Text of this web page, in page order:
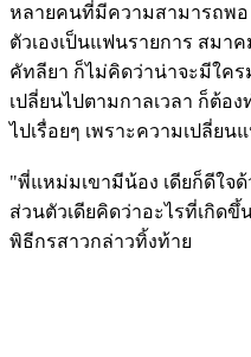
หลายคนที่มีความสามารถพ
ตัวเองเป็นแฟนรายการ สม
คัทลียา ก็ไม่คิดว่าน่าจะมีใค
เปลี่ยนไปตามกาลเวลา ก็ต้อ
ไปเรื่อยๆ เพราะความเปลี่ย
"พี่แหม่มเขามีน้อง เดียก็ดีใจด้
ส่วนตัวเดียคิดว่าอะไรที่เกิดขึ้
พิธีกรสาวกล่าวทิ้งท้าย